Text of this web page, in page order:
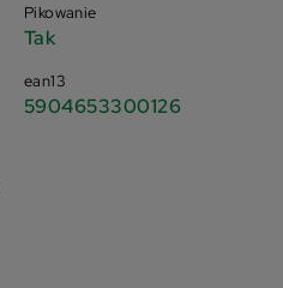
Pikowanie
Tak
ean13
5904653300126